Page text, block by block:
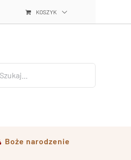
KOSZYK
Boże narodzenie